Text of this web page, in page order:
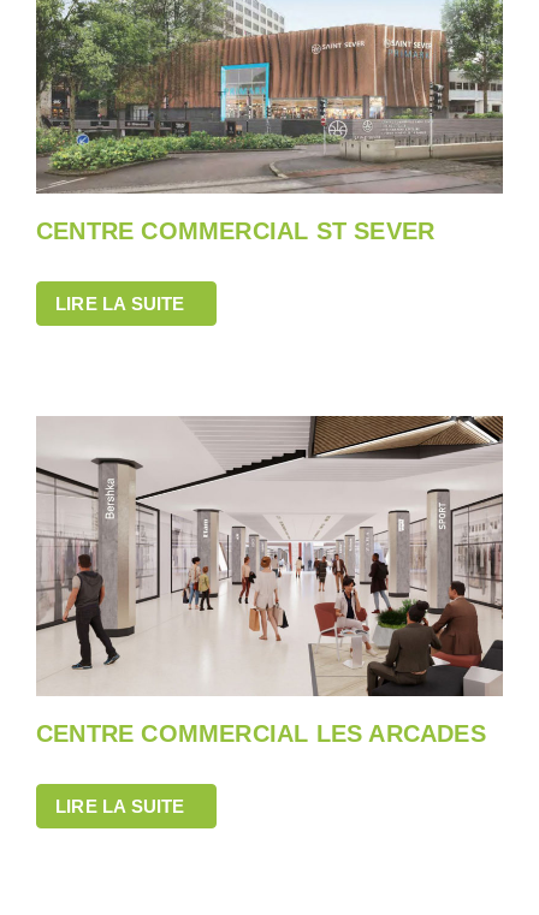
CENTRE COMMERCIAL ST SEVER
LIRE LA SUITE
CENTRE COMMERCIAL LES ARCADES
LIRE LA SUITE